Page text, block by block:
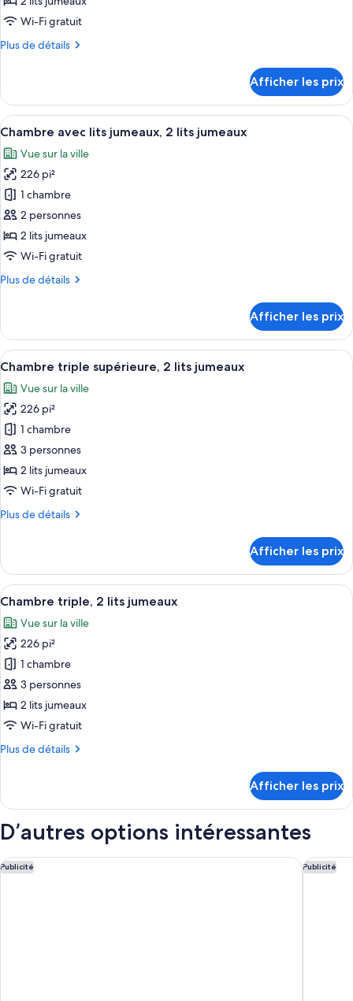
de
chambre :
Chambre
lits
jumeaux,
2
lits
jumeaux
Wi-Fi gratuit
Plus de détails
Plus
Chambre
supérieure
avec
jumeaux,
2
lits
jumeaux
Afficher les prix
Afficher
toutes
les
photos
pour
ce
type
de
chambre :
Chambre
jumeaux,
2
lits
jumeaux
Une chambre d’hôtel moderne
6
Chambre avec lits jumeaux, 2 lits jumeaux
Vue sur la ville
226 pi²
1 chambre
2 personnes
2 lits jumeaux
Wi-Fi gratuit
Plus de détails
Plus
Chambre
avec
lits
2
lits
jumeaux
Afficher les prix
Afficher
toutes
les
photos
pour
ce
type
de
chambre :
Chambre
2
lits
jumeaux
Une chambre d’hôtel moderne
6
Chambre triple supérieure, 2 lits jumeaux
Vue sur la ville
226 pi²
1 chambre
3 personnes
2 lits jumeaux
Wi-Fi gratuit
Plus de détails
Plus
Chambre
triple
supérieure,
lits
jumeaux
Afficher les prix
Afficher
toutes
les
photos
pour
ce
type
de
chambre :
Chambre
lits
jumeaux
Une chambre d’hôtel avec deux
4
Chambre triple, 2 lits jumeaux
Vue sur la ville
226 pi²
1 chambre
3 personnes
2 lits jumeaux
Wi-Fi gratuit
Plus de détails
Plus
Chambre
jumeaux
Afficher les prix
D’autres options intéressantes
Publicité
Miyako City Osaka Hommachi Publicité
Hotel